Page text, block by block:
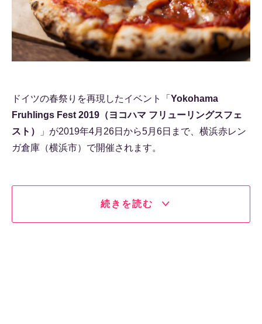
ドイツの春祭りを再現したイベント「 Yokohama
Fruhlings Fest 2019（ヨコハマ フリューリングスフェ
スト）
」が2019年4月26日から5月6日まで、横浜赤レン
ガ倉庫（横浜市）で開催されます。
続きを読む